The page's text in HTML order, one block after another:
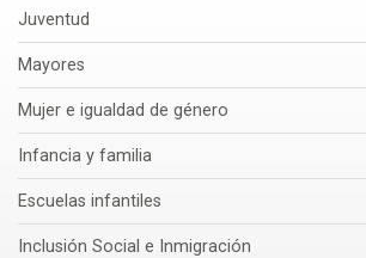
Juventud
Mayores
Mujer e igualdad de género
Infancia y familia
Escuelas infantiles
Inclusión Social e Inmigración